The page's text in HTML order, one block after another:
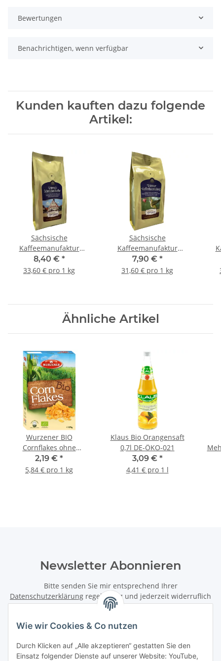
Wie wir Cookies & Co nutzen
Durch Klicken auf „Alle akzeptieren“ gestatten Sie den
Einsatz folgender Dienste auf unserer Website: YouTube,
Bewertungen
Benachrichtigen, wenn verfügbar
Kunden kauften dazu folgende
Artikel:
Sächsische
Kaffeemanufaktur
Grimma Kaffee Grimmas
Scheelchen Heeßer 250g
8,40 € *
33,60 € pro 1 kg
Sächsische
Kaffeemanufaktur
Grimma Kaffee
Grimmaer
7,90 € *
31,60 € pro 1 kg
Ähnliche Artikel
Wurzener BIO
Cornflakes ohne
Zuckerzusatz 375g
2,19 € *
5,84 € pro 1 kg
Klaus Bio Orangensaft
0,7l DE-ÖKO-021
3,09 € *
4,41 € pro 1 l
Newsletter Abonnieren
Bitte senden Sie mir entsprechend Ihrer
Datenschutzerklärung regelmäßig und jederzeit widerruflich
Informationen zu Ihrem Produktsortiment per E-Mail zu.
Newsletter Abonnieren